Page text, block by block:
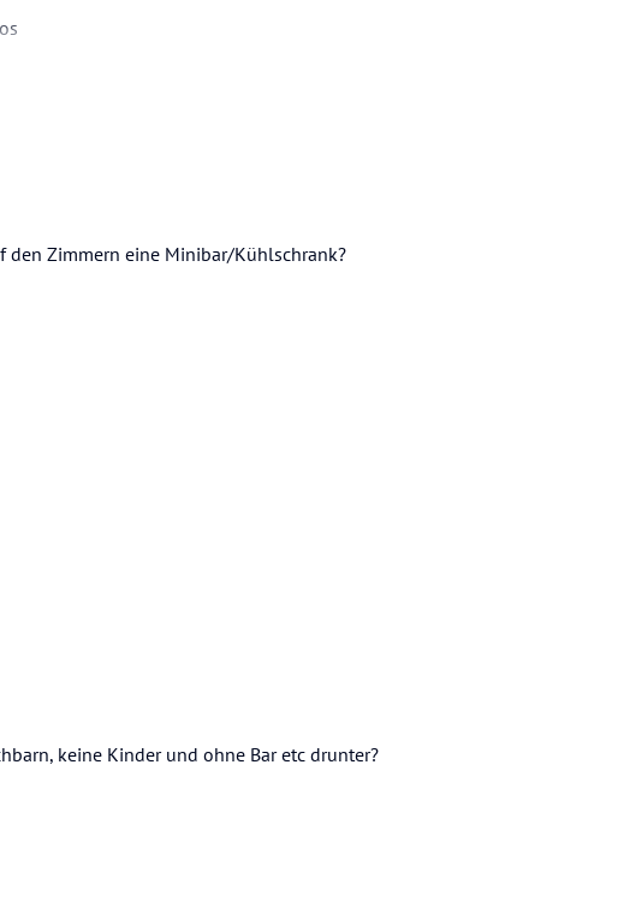
den Zimmern eine Minibar/Kühlschrank?
keine Kinder und ohne Bar etc drunter?